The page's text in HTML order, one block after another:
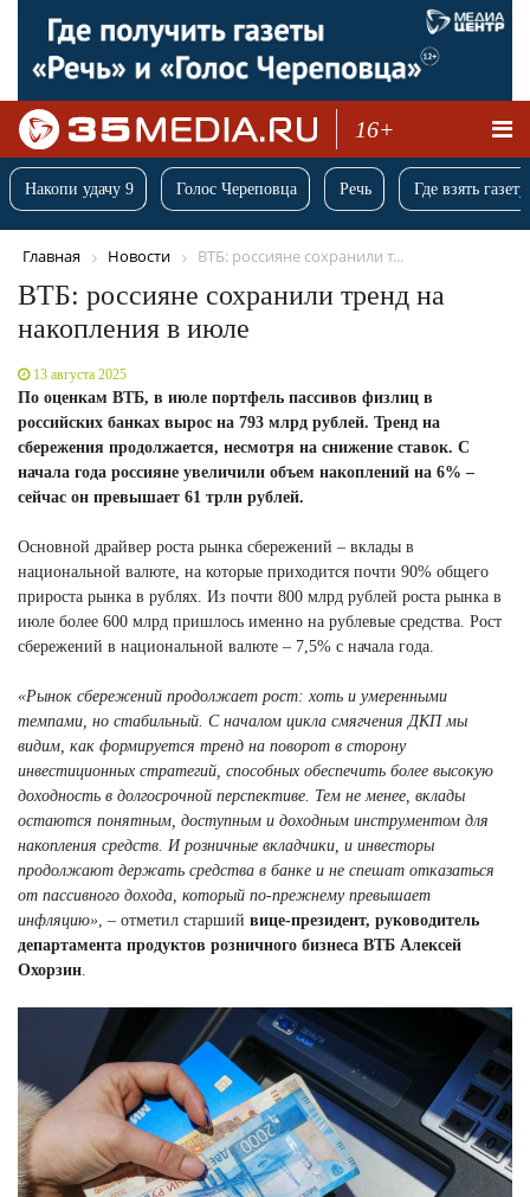
16+
Накопи удачу 9 Голос Череповца Речь Где взять
Главная Новости ВТБ: россияне сохранили т...
ВТБ: россияне сохранили тренд на
накопления в июле
13 августа 2025
По оценкам ВТБ, в июле портфель пассивов физлиц в
российских банках вырос на 793 млрд рублей. Тренд на
сбережения продолжается, несмотря на снижение ставок. С
начала года россияне увеличили объем накоплений на 6% –
сейчас он превышает 61 трлн рублей.
Основной драйвер роста рынка сбережений – вклады в
национальной валюте, на которые приходится почти 90% общего
прироста рынка в рублях. Из почти 800 млрд рублей роста рынка в
июле более 600 млрд пришлось именно на рублевые средства. Рост
сбережений в национальной валюте – 7,5% с начала года.
«Рынок сбережений продолжает рост: хоть и умеренными
темпами, но стабильный. С началом цикла смягчения ДКП мы
видим, как формируется тренд на поворот в сторону
инвестиционных стратегий, способных обеспечить более высокую
доходность в долгосрочной перспективе. Тем не менее, вклады
остаются понятным, доступным и доходным инструментом для
накопления средств. И розничные вкладчики, и инвесторы
продолжают держать средства в банке и не спешат отказаться
от пассивного дохода, который по-прежнему превышает
инфляцию» , – отметил старший вице-президент, руководитель
департамента продуктов розничного бизнеса ВТБ Алексей
Охорзин